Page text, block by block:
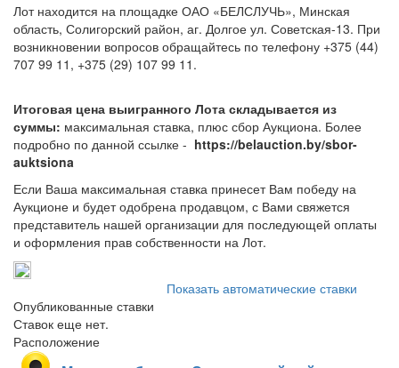
Лот находится на площадке ОАО «БЕЛСЛУЧЬ», Минская
область, Солигорский район, аг. Долгое ул. Советская-13. При
возникновении вопросов обращайтесь по телефону +375 (44)
707 99 11, +375 (29) 107 99 11.
Итоговая цена выигранного Лота складывается из
суммы: максимальная ставка, плюс сбор Аукциона. Более
подробно по данной ссылке - https://belauction.by/sbor-
auktsiona
Если Ваша максимальная ставка принесет Вам победу на
Аукционе и будет одобрена продавцом, с Вами свяжется
представитель нашей организации для последующей оплаты
и оформления прав собственности на Лот.
Показать автоматические ставки
Опубликованные ставки
Ставок еще нет.
Расположение